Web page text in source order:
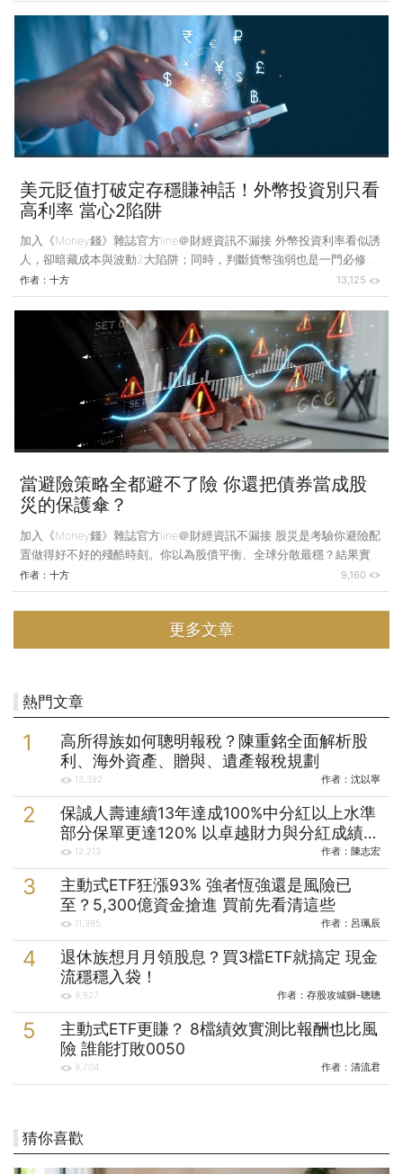
「我不是啃老，是被老啃。」她說這句話的時候沒有哭，也沒有怒，只
是眼神垂下來，好像整個人被洩了氣。 從寶兒有記憶開始，她的爸爸
就沒有穩定的正當工作。幼兒園以前家裡還算富裕，那時爸爸在中國做
建材貿易，也賺了不少錢，但後來生意失敗，回國後就再也沒有工作
過。 可以不買房、不生子 但不能不養父母 除了不工作，寶兒的爸爸
還染上賭癮。他把家裡僅存的積蓄賭
美元貶值打破定存穩賺神話！外幣投資別只看
高利率 當心2陷阱
加入《Money錢》雜誌官方line＠財經資訊不漏接 外幣投資利率看似誘
人，卻暗藏成本與波動2大陷阱；同時，判斷貨幣強弱也是一門必修課
題。若沒事先做足準備貿然投資，當心利息還沒賺到，本金就先縮水。
以前我們都聽過一句話：「美元定存穩賺不賠」、「日本買房收租好
划算」，聽起來是不是很合理？但我最近聽到兩個案例，完全不是這麼
回事。 有個讀者跟我說，他1年前在台幣兌美元是32：1的時候，把100
萬台幣換成美元，去做年利率5%的美元定存。結果1年後定存解約，剛
好碰上匯率掉到29.8，他把美元換回來一算，整包只剩97萬多，損失大
約2.2萬元。他超沮喪，問我：「不是
作者： 十方 13,125
當避險策略全都避不了險 你還把債券當成股
災的保護傘？
加入《Money錢》雜誌官方line＠財經資訊不漏接 股災是考驗你避險配
置做得好不好的殘酷時刻。你以為股債平衡、全球分散最穩？結果實測
下來，這2種策略面對全球市場下跌都沒轍。那麼究竟該怎麼配置才能
安然面對股災呢？ 我有一個朋友，2021年1月時花了300萬元元買入
台積電（2330），成本買在600元。他在2022年10月遇到聯準會升息
＋俄烏戰爭，受不了股市連跌8個月，就把台積電出清，賠了85萬元。
賠完之後，他忙著工作不敢再投資，結果等今（2025）年川普的關稅
作者： 十方 9,160
更多文章
熱門文章
高所得族如何聰明報稅？陳重銘全面解析股
利、海外資產、贈與、遺產報稅規劃
13,392 作者： 沈以寧
保誠人壽連續13年達成100%中分紅以上水準
部分保單更達120% 以卓越財力與分紅成績實
踐保戶承諾
12,213 作者： 陳志宏
主動式ETF狂漲93% 強者恆強還是風險已
至？5,300億資金搶進 買前先看清這些
11,395 作者： 呂珮辰
退休族想月月領股息？買3檔ETF就搞定 現金
流穩穩入袋！
9,927 作者： 存股攻城獅-聰聰
主動式ETF更賺？ 8檔績效實測比報酬也比風
險 誰能打敗0050
9,704 作者： 清流君
猜你喜歡